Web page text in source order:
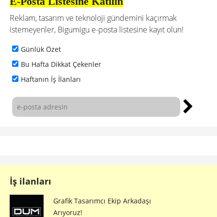
Reklam, tasarım ve teknoloji gündemini kaçırmak
istemeyenler, Bigumigu e-posta listesine kayıt olun!
Günlük Özet
Bu Hafta Dikkat Çekenler
Haftanın İş İlanları
İş ilanları
Grafik Tasarımcı Ekip Arkadaşı
Arıyoruz!